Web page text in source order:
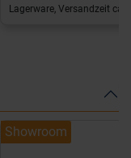
Lagerware, Versandzeit ca.
Showroom